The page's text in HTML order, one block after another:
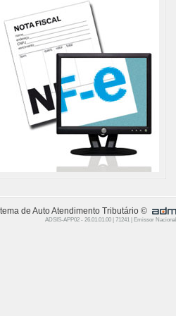
de Auto Atendimento Tributário ©
ADSIS-APP02 - 26.01.01.00 | 71241 | Emissor Nacional